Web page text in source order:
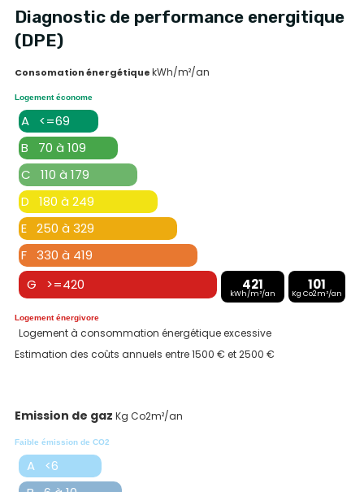
Diagnostic de performance energitique
(DPE)
Consomation énergétiquekWh/m²/an
Logement économe
A <=69
B 70 à 109
C 110 à 179
D 180 à 249
E 250 à 329
F 330 à 419
G >=420
421
kWh/m²/an
101
Kg Co2m²/an
Logement énergivore
Logement à consommation énergétique excessive
Estimation des coûts annuels entre 1500 € et 2500 €
Emission de gaz Kg Co2m²/an
Faible émission de CO2
A <6